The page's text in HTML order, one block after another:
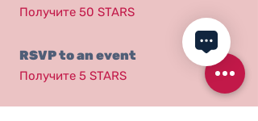
Получите 50 STARS
RSVP to an event
Получите 5 STARS